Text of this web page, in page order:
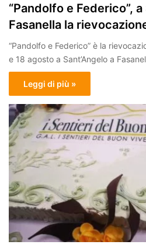
“Pandolfo e Federico”,
Fasanella la
“Pandolfo e Federico” è la
e 18 agosto a Sant’Angelo a
Leggi di più »